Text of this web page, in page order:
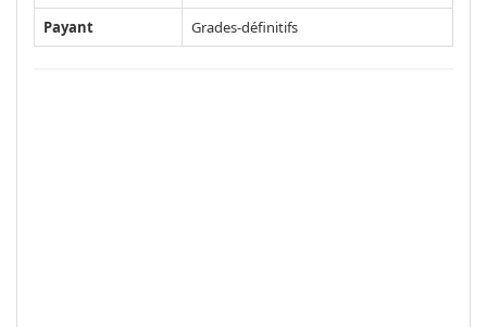
Payant
Grades-définitifs